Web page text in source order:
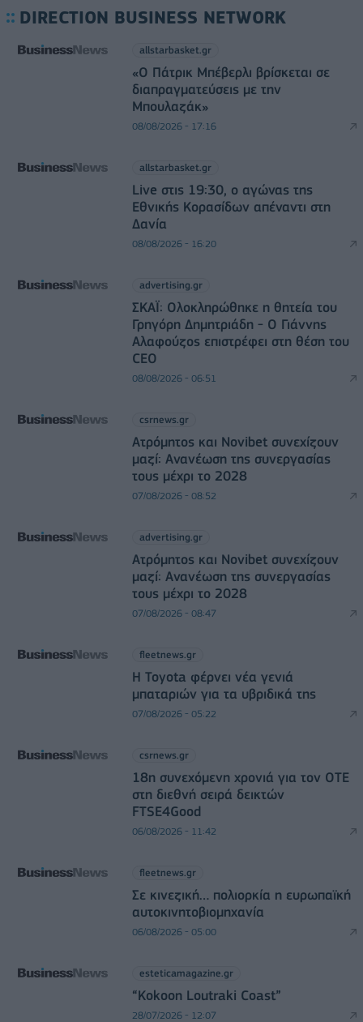
DIRECTION BUSINESS NETWORK
allstarbasket.gr
«Ο Πάτρικ Μπέβερλι βρίσκεται σε
διαπραγματεύσεις με την
Μπουλαζάκ»
08/08/2026 - 17:16
allstarbasket.gr
Live στις 19:30, ο αγώνας της
Εθνικής Κορασίδων απέναντι στη
Δανία
08/08/2026 - 16:20
advertising.gr
ΣΚΑΪ: Ολοκληρώθηκε η θητεία του
Γρηγόρη Δημητριάδη - Ο Γιάννης
Αλαφούζος επιστρέφει στη θέση του
CEO
08/08/2026 - 06:51
csrnews.gr
Ατρόμητος και Novibet συνεχίζουν
μαζί: Ανανέωση της συνεργασίας
τους μέχρι το 2028
07/08/2026 - 08:52
advertising.gr
Ατρόμητος και Novibet συνεχίζουν
μαζί: Ανανέωση της συνεργασίας
τους μέχρι το 2028
07/08/2026 - 08:47
fleetnews.gr
Η Toyota φέρνει νέα γενιά
μπαταριών για τα υβριδικά της
07/08/2026 - 05:22
csrnews.gr
18η συνεχόμενη χρονιά για τον ΟΤΕ
στη διεθνή σειρά δεικτών
FTSE4Good
06/08/2026 - 11:42
fleetnews.gr
Σε κινεζική… πολιορκία η ευρωπαϊκή
αυτοκινητοβιομηχανία
06/08/2026 - 05:00
esteticamagazine.gr
“Kokoon Loutraki Coast”
28/07/2026 - 12:07